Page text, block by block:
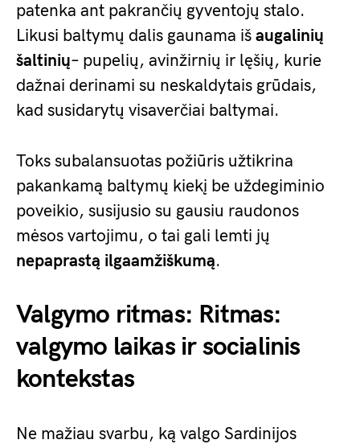
patenka ant pakrančių gyventojų stalo.
Likusi baltymų dalis gaunama iš augalinių
šaltinių– pupelių, avinžirnių ir lęšių, kurie
dažnai derinami su neskaldytais grūdais,
kad susidarytų visaverčiai baltymai.
Toks subalansuotas požiūris užtikrina
pakankamą baltymų kiekį be uždegiminio
poveikio, susijusio su gausiu raudonos
mėsos vartojimu, o tai gali lemti jų
nepaprastą ilgaamžiškumą.
Valgymo ritmas: Ritmas:
valgymo laikas ir socialinis
kontekstas
Ne mažiau svarbu, ką valgo Sardinijos